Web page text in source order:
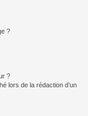
?
?
lors de la rédaction d’un